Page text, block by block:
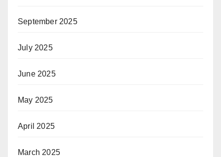
September 2025
July 2025
June 2025
May 2025
April 2025
March 2025